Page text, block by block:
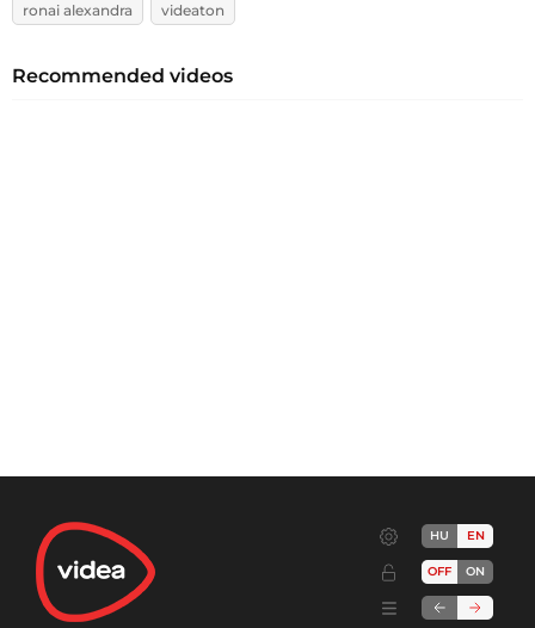
ronai alexandra
videaton
Recommended videos
HU EN
OFF ON